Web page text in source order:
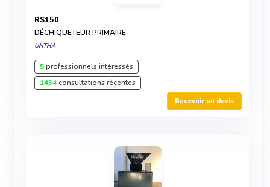
RS150
DÉCHIQUETEUR PRIMAIRE
UNTHA
5professionnels intéressés
1434consultations récentes
Recevoir un devis